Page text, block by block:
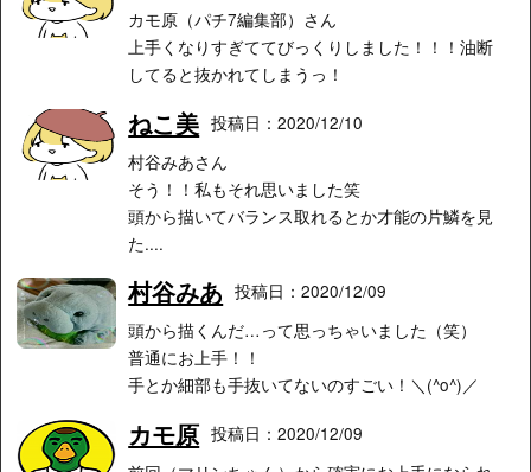
カモ原（パチ7編集部）さん
上手くなりすぎててびっくりしました！！！油断
してると抜かれてしまうっ！
ねこ美 投稿日：2020/12/10
村谷みあさん
そう！！私もそれ思いました笑
頭から描いてバランス取れるとか才能の片鱗を見
た....
村谷みあ 投稿日：2020/12/09
頭から描くんだ…って思っちゃいました（笑）
普通にお上手！！
手とか細部も手抜いてないのすごい！＼(^o^)／
カモ原 投稿日：2020/12/09